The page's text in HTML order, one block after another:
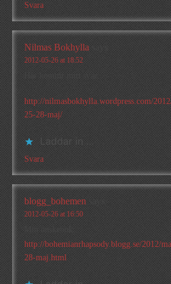
Svara
Nilmas Bokhylla
2012-05-26 at 18:52
Här kommr mitt svar:
http://nilmasbokhylla.wordpress.com/
25-28-maj/
Laddar in …
Svara
blogg_bohemen
2012-05-26 at 16:50
http://bohemianrhapsody.blogg.se/2012/
28-maj.html